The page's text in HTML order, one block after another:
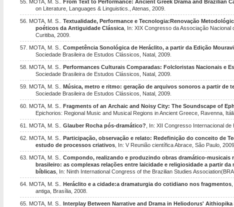
55. MOTA, M. S.. From Text to Performance: Ancient Greek Drama and Brazilian
on Literature, Languages & Linguistics., Atenas, 2009.
56. MOTA, M. S.. Textualidade, Performance e Tecnologia:Renovação
poéticos da Antiguidade Clássica , In: XIX Congresso da Associação
Curitiba, 2009.
57. MOTA, M. S.. Competência Sonológica de Heráclito, a partir da Edição
Sociedade Brasileira de Estudos Clássicos, Natal, 2009.
58. MOTA, M. S.. Performances Culturais Comparadas: Folcloristas Nacionais e
Sociedade Brasileira de Estudos Clássicos, Natal, 2009.
59. MOTA, M. S.. Música, metro e ritmo: geração de arquivos sonoros a partir de
Sociedade Brasileira de Estudos Clássicos, Natal, 2009.
60. MOTA, M. S.. Fragments of an Archaic and Noisy City: The Soundscape of
Epichorios: Regional Music and Musical Regions in Ancient Greece, Ravenna,
61. MOTA, M. S.. Glauber Rocha pós-dramático? , In: XII Congresso Internacional
62. MOTA, M. S.. Participação, observação e relato: Redefinição do conceito de
estudo de processos criativos , In: V Reunião científica Abrace, São Paulo, 2009.
63. MOTA, M. S.. Compondo, realizando e produzindo obras dramático-musicais
brasileiro: as complexas relações entre laicidade e religiosidade a partir
bíblicas , In: Ninth International Congress of the Brazilian Studies
64. MOTA, M. S.. Heráclito e a cidade:a dramaturgia do cotidiano nos fragmentos
antiga, Brasília, 2008.
65. MOTA, M. S.. Interplay Between Narrative and Drama in Heliodorus' Aithiopika